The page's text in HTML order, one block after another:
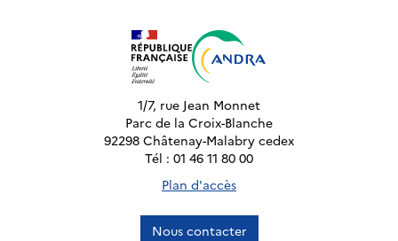
1/7, rue Jean Monnet
Parc de la Croix-Blanche
92298 Châtenay-Malabry cedex
Tél : 01 46 11 80 00
Plan d'accès
Nous contacter